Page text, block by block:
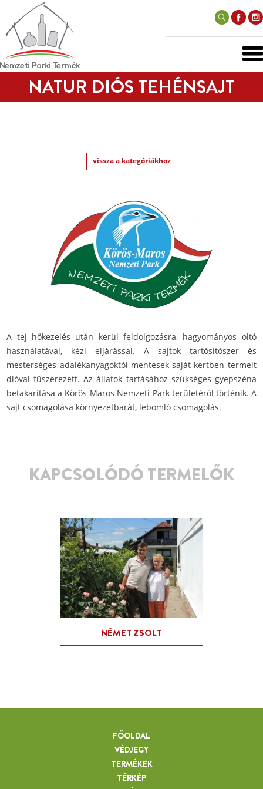
NATUR DIÓS TEHÉNSAJT
vissza a kategóriákhoz
A tej hőkezelés után kerül feldolgozásra, hagyományos oltó
használatával, kézi eljárással. A sajtok tartósítószer és
mesterséges adalékanyagoktól mentesek saját kertben termelt
dióval fűszerezett. Az állatok tartásához szükséges gyepszéna
betakarítása a Körös-Maros Nemzeti Park területéről történik. A
sajt csomagolása környezetbarát, lebomló csomagolás.
KAPCSOLÓDÓ TERMELŐK
FŐOLDAL
VÉDJEGY
TERMÉKEK
TÉRKÉP